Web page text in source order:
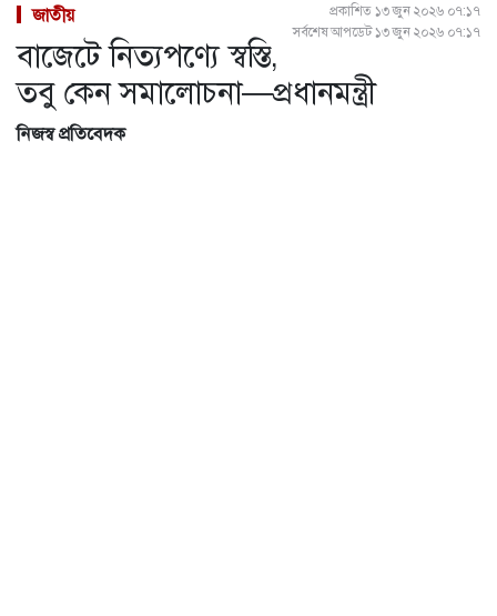
জাতীয়
প্রকাশিত ১৩ জুন ২০২৬ ০৭:১৭
সর্বশেষ আপডেট ১৩ জুন ২০২৬ ০৭:১৭
বাজেটে নিত্যপণ্যে স্বস্তি,
তবু কেন সমালোচনা—প্রধানমন্ত্রী
নিজস্ব প্রতিবেদক